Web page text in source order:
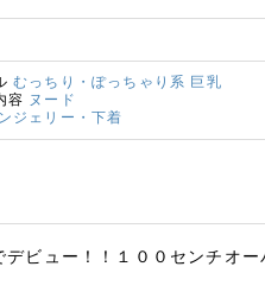
むっちり・ぽっちゃり系 巨乳
容 ヌード
ジェリー・下着
ビュー！！１００センチオ